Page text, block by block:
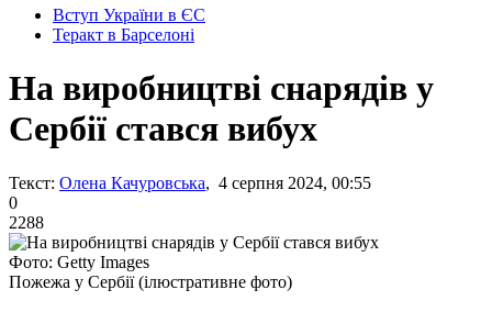
Вступ України в ЄС
Теракт в Барселоні
На виробництві снарядів у
Сербії стався вибух
Текст: Олена Качуровська, 4 серпня 2024, 00:55
0
2288
Фото: Getty Images
Пожежа у Сербії (ілюстративне фото)